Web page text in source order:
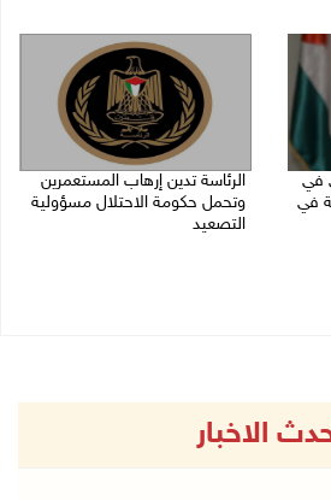
في
في
الرئاسة تدين إرهاب المستعمرين
وتحمل حكومة الاحتلال مسؤولية
التصعيد
الاخبار